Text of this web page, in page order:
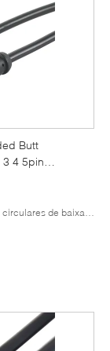
Butt
3 4 5pin
à água M8 IP67 com conector de 4 polos